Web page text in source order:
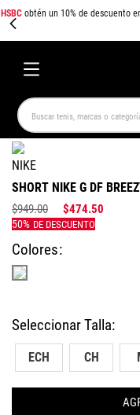
HSBC obtén un 10% de descuento
Buscar tenis, marcas o
NIKE
SHORT NIKE G DF
$949.00 $474.50
Colores
ECH CH
TÉRMINOS MÁS BUSCADOS
NEW BALANCE
PUMA SPEEDCAT